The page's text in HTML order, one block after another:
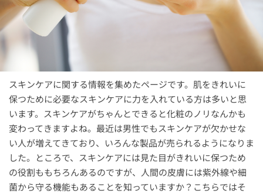
スキンケアに関する情報を集めたページです。肌をきれいに
保つために必要なスキンケアに力を入れている方は多いと思
います。スキンケアがちゃんとできると化粧のノリなんかも
変わってきますよね。最近は男性でもスキンケアが欠かせな
い人が増えてきており、いろんな製品が売られるようになりま
した。ところで、スキンケアには見た目がきれいに保つため
の役割ももちろんあるのですが、人間の皮膚には紫外線や細
菌から守る機能もあることを知っていますか？こちらではそ